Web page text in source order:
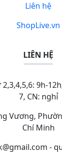
Liên hệ
ShopLive.vn
LIÊN HỆ
2,3,4,5,6: 9h-
7, CN: nghỉ
Vương,
Chí Minh
-